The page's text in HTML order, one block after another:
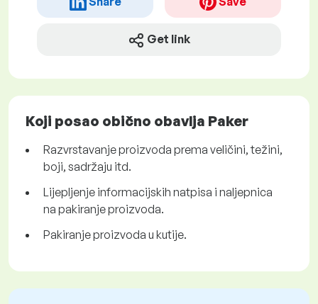
Get link
Koji posao obično obavlja Paker
Razvrstavanje proizvoda prema veličini, težini,
boji, sadržaju itd.
Lijepljenje informacijskih natpisa i naljepnica
na pakiranje proizvoda.
Pakiranje proizvoda u kutije.